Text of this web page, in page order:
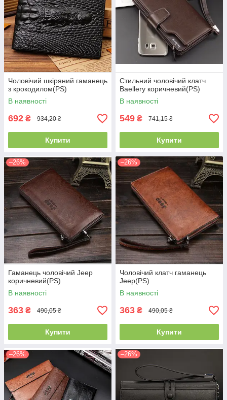
Чоловічий шкіряний гаманець
з крокодилом(PS)
В наявності
692 ₴ 934,20 ₴
Купити
Стильний чоловічий клатч
Baellery коричневий(PS)
В наявності
549 ₴ 741,15 ₴
Купити
–26%
Гаманець чоловічий Jeep
коричневий(PS)
В наявності
363 ₴ 490,05 ₴
Купити
–26%
Чоловічий клатч гаманець
Jeep(PS)
В наявності
363 ₴ 490,05 ₴
Купити
–26% –26%